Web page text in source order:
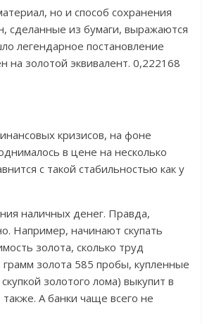
но и способ сохранения
сделанные из бумаги, выражаются
легендарное постановление
на золотой эквивалент. 0,222168
кризисов, на фоне
в цене на несколько
с такой стабильностью как у
наличных денег. Правда,
Например, начинают скупать
золота, сколько труд
золота 585 пробы, купленные
золотого лома) выкупит в
А банки чаще всего не